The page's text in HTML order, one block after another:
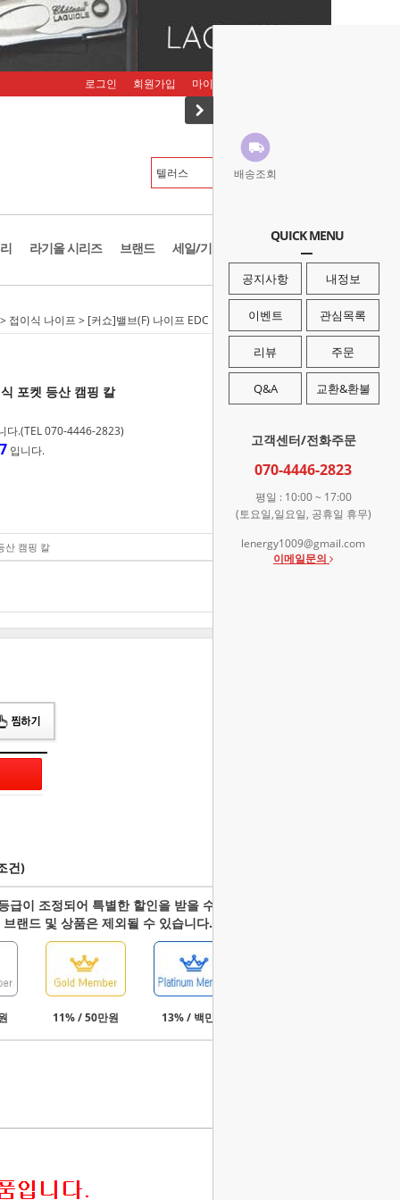
배송조회
QUICK MENU
공지사항 내정보
이벤트 관심목록
리뷰 주문
Q&A 교환&환불
고객센터/전화주문
070-4446-2823
평일 : 10:00 ~ 17:00
(토요일,일요일, 공휴일 휴무)
lenergy1009@gmail.com
이메일문의
로그인 회원가입 마이페이지
라기올 시리즈 브랜드 세일/기획존
접이식 나이프 > [커쇼]밸브(F) 나이프 EDC 폴딩 접이식 포켓 등산 캠핑 칼
포켓 등산 캠핑 칼
다.(TEL 070-4446-2823)
입니다.
산 캠핑 칼 47,800원
건)
급이 조정되어 특별한 할인을 받을 수 있습니다.
랜드 및 상품은 제외될 수 있습니다.
11% / 50만원 13% / 백만원